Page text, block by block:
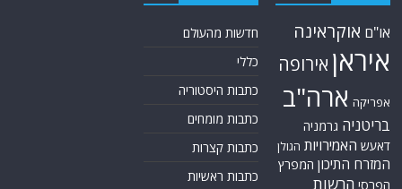
או"ם אוקראינה
איראן אירופה
אפריקה ארה"ב
בריטניה גרמניה
דאעש האמירויות הגולן
המזרח התיכון המפרץ
הפרסי הרשות
חדשות מהעולם
כללי
כתבות היסטוריה
כתבות מומחים
כתבות קצרות
כתבות ראשיות